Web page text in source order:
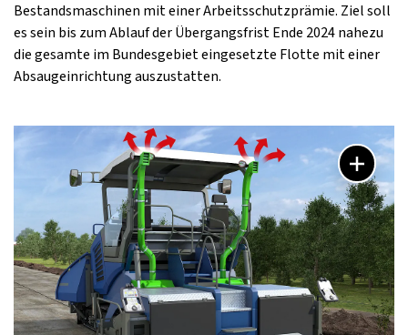
Bestandsmaschinen mit einer Arbeitsschutzprämie. Ziel soll
es sein bis zum Ablauf der Übergangsfrist Ende 2024 nahezu
die gesamte im Bundesgebiet eingesetzte Flotte mit einer
Absaugeinrichtung auszustatten.